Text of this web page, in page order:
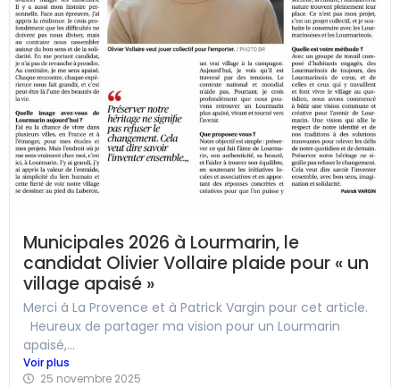
Municipales 2026 à Lourmarin, le
candidat Olivier Vollaire plaide pour « un
village apaisé »
Merci à La Provence et à Patrick Vargin pour cet article.
Heureux de partager ma vision pour un Lourmarin
apaisé,...
Voir plus
25 novembre 2025